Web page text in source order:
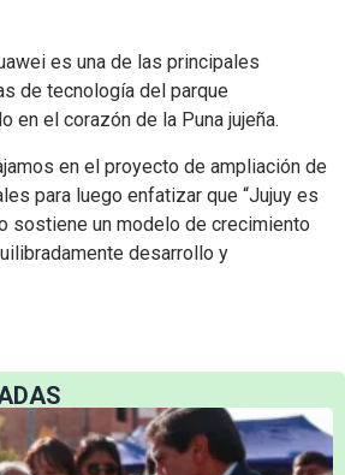
es una de las principales
de tecnología del parque
en el corazón de la Puna jujeña.
en el proyecto de ampliación de
para luego enfatizar que “Jujuy es
sostiene un modelo de crecimiento
desarrollo y